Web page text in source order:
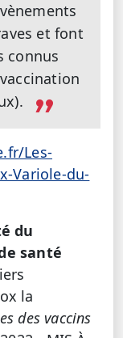
et font
connus
Les-
Variole-du-
du
santé
la
des vaccins